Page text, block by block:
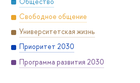
Свободное общение
Университетская жизнь
Приоритет 2030
Программа развития 2030